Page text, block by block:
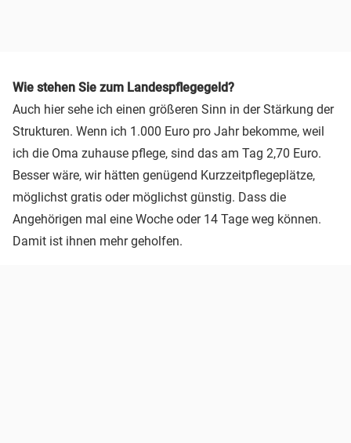
Wie stehen Sie zum Landespflegegeld?
Auch hier sehe ich einen größeren Sinn in der Stärkung der
Strukturen. Wenn ich 1.000 Euro pro Jahr bekomme, weil
ich die Oma zuhause pflege, sind das am Tag 2,70 Euro.
Besser wäre, wir hätten genügend Kurzzeitpflegeplätze,
möglichst gratis oder möglichst günstig. Dass die
Angehörigen mal eine Woche oder 14 Tage weg können.
Damit ist ihnen mehr geholfen.